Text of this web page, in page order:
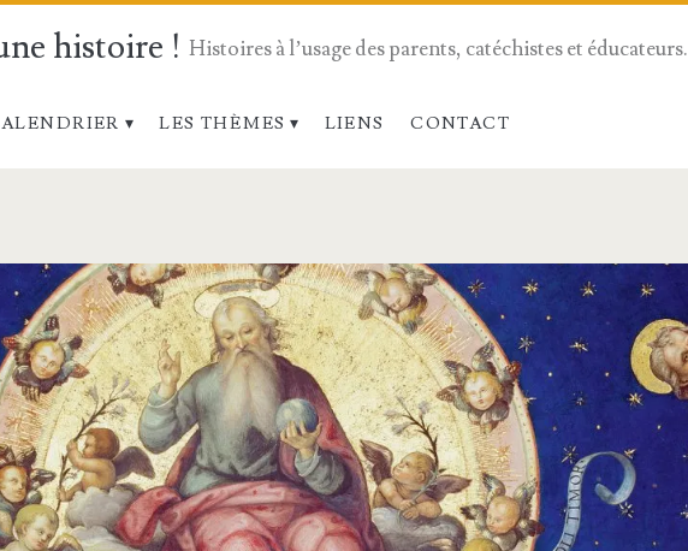
histoire ! Histoires à l’usage des parents, catéchistes et éducateurs.
LES THÈMES LIENS CONTACT